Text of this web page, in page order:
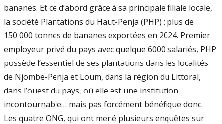
bananes. Et ce d’abord grâce à sa principale filiale locale,
la société Plantations du Haut-Penja (PHP) : plus de
150 000 tonnes de bananes exportées en 2024. Premier
employeur privé du pays avec quelque 6000 salariés, PHP
possède l’essentiel de ses plantations dans les localités
de Njombe-Penja et Loum, dans la région du Littoral,
dans l’ouest du pays, où elle est une institution
incontournable… mais pas forcément bénéfique donc.
Les quatre ONG, qui ont mené plusieurs enquêtes sur